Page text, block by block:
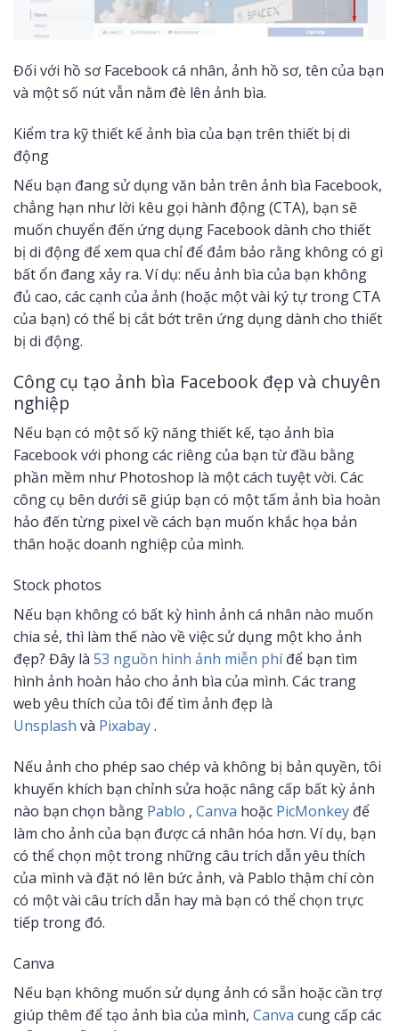
Đối với hồ sơ Facebook cá nhân, ảnh hồ sơ, tên của bạn
và một số nút vẫn nằm đè lên ảnh bìa.
Kiểm tra kỹ thiết kế ảnh bìa của bạn trên thiết bị di
động
Nếu bạn đang sử dụng văn bản trên ảnh bìa Facebook,
chẳng hạn như lời kêu gọi hành động (CTA), bạn sẽ
muốn chuyển đến ứng dụng Facebook dành cho thiết
bị di động để xem qua chỉ để đảm bảo rằng không có gì
bất ổn đang xảy ra. Ví dụ: nếu ảnh bìa của bạn không
đủ cao, các cạnh của ảnh (hoặc một vài ký tự trong CTA
của bạn) có thể bị cắt bớt trên ứng dụng dành cho thiết
bị di động.
Công cụ tạo ảnh bìa Facebook đẹp và chuyên
nghiệp
Nếu bạn có một số kỹ năng thiết kế, tạo ảnh bìa
Facebook với phong các riêng của bạn từ đầu bằng
phần mềm như Photoshop là một cách tuyệt vời. Các
công cụ bên dưới sẽ giúp bạn có một tấm ảnh bìa hoàn
hảo đến từng pixel về cách bạn muốn khắc họa bản
thân hoặc doanh nghiệp của mình.
Stock photos
Nếu bạn không có bất kỳ hình ảnh cá nhân nào muốn
chia sẻ, thì làm thế nào về việc sử dụng một kho ảnh
đẹp? Đây là 53 nguồn hình ảnh miễn phíđể bạn tìm
hình ảnh hoàn hảo cho ảnh bìa của mình. Các trang
web yêu thích của tôi để tìm ảnh đẹp là
Unsplash và Pixabay.
Nếu ảnh cho phép sao chép và không bị bản quyền, tôi
khuyến khích bạn chỉnh sửa hoặc nâng cấp bất kỳ ảnh
nào bạn chọn bằng Pablo , Canva hoặc PicMonkey để
làm cho ảnh của bạn được cá nhân hóa hơn. Ví dụ, bạn
có thể chọn một trong những câu trích dẫn yêu thích
của mình và đặt nó lên bức ảnh, và Pablo thậm chí còn
có một vài câu trích dẫn hay mà bạn có thể chọn trực
tiếp trong đó.
Canva
Nếu bạn không muốn sử dụng ảnh có sẵn hoặc cần trợ
giúp thêm để tạo ảnh bìa của mình, Canva cung cấp các